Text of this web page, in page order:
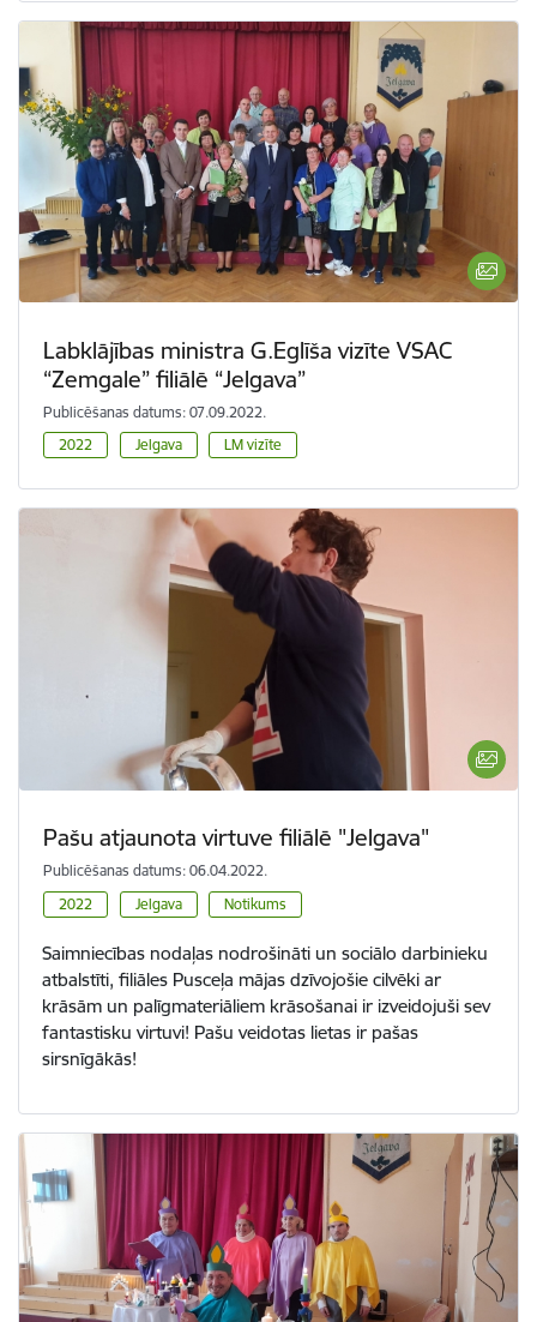
Labklājības ministra G.Eglīša vizīte VSAC
“Zemgale” filiālē “Jelgava”
Publicēšanas datums: 07.09.2022.
2022
Jelgava LM vizīte
Pašu atjaunota virtuve filiālē "Jelgava"
Publicēšanas datums: 06.04.2022.
2022
Jelgava Notikums
Saimniecības nodaļas nodrošināti un sociālo darbinieku
atbalstīti, filiāles Pusceļa mājas dzīvojošie cilvēki ar
krāsām un palīgmateriāliem krāsošanai ir izveidojuši sev
fantastisku virtuvi! Pašu veidotas lietas ir pašas
sirsnīgākās!